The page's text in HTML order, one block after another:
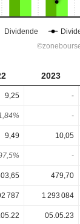
2023
9,25 -
-
9,49 10,05
-
479,70
787 1 293 084
05.05.23